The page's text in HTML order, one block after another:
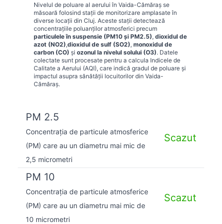
Nivelul de poluare al aerului în Vaida-Cămăraş se
măsoară folosind stații de monitorizare amplasate în
diverse locații din Cluj. Aceste stații detectează
concentrațiile poluanților atmosferici precum
particulele în suspensie (PM10 și PM2.5), dioxidul de
azot (NO2),dioxidul de sulf (SO2), monoxidul de
carbon (CO) și ozonul la nivelul solului (O3). Datele
colectate sunt procesate pentru a calcula Indicele de
Calitate a Aerului (AQI), care indică gradul de poluare și
impactul asupra sănătății locuitorilor din Vaida-
Cămăraş.
PM 2.5
Concentrația de particule atmosferice
(PM) care au un diametru mai mic de
2,5 micrometri
Scazut
PM 10
Concentrația de particule atmosferice
(PM) care au un diametru mai mic de
10 micrometri
Scazut